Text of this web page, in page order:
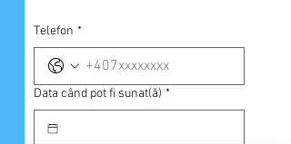
Telefon *
Data când pot fi sunat(ă) *